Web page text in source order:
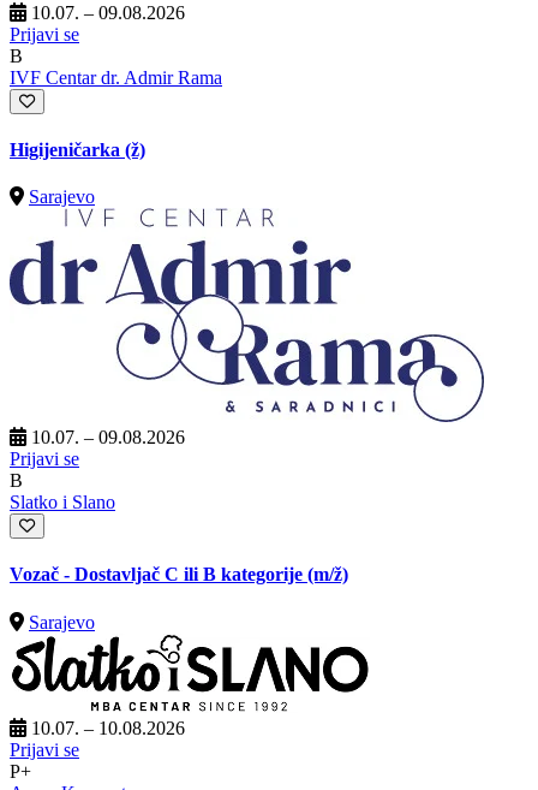
10.07. – 09.08.2026
Prijavi se
B
IVF Centar dr. Admir Rama
Higijeničarka (ž)
Sarajevo
10.07. – 09.08.2026
Prijavi se
B
Slatko i Slano
Vozač - Dostavljač C ili B kategorije (m/ž)
Sarajevo
10.07. – 10.08.2026
Prijavi se
P+